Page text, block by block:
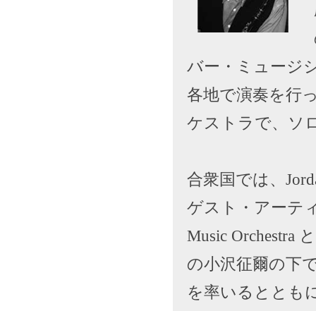
バー・ミュージ
各地で演奏を行
ケストラで、ソ
合衆国では、
ゲスト・アーテ
Music Orchestra
の小沢征爾の下
を率いるととも